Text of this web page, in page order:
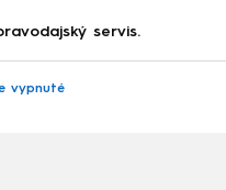
servis.
vypnuté